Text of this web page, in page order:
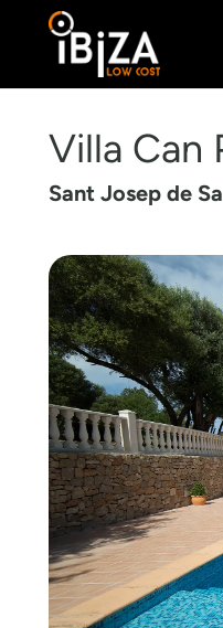
Villa Can
Sant Josep de